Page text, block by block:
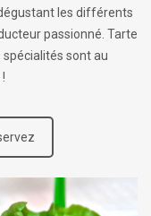
les différents
passionné. Tarte
sont au